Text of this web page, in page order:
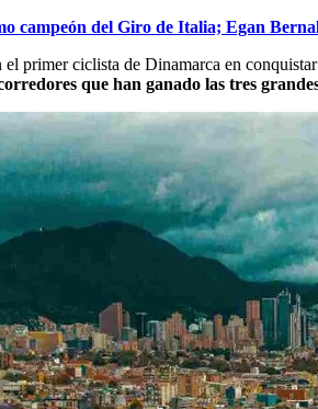
campeón del Giro de Italia; Egan
primer ciclista de Dinamarca en
que han ganado las tres